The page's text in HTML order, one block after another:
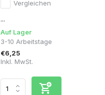
Vergleichen
...
Auf Lager
3-10 Arbeitstage
€6,25
Inkl. MwSt.